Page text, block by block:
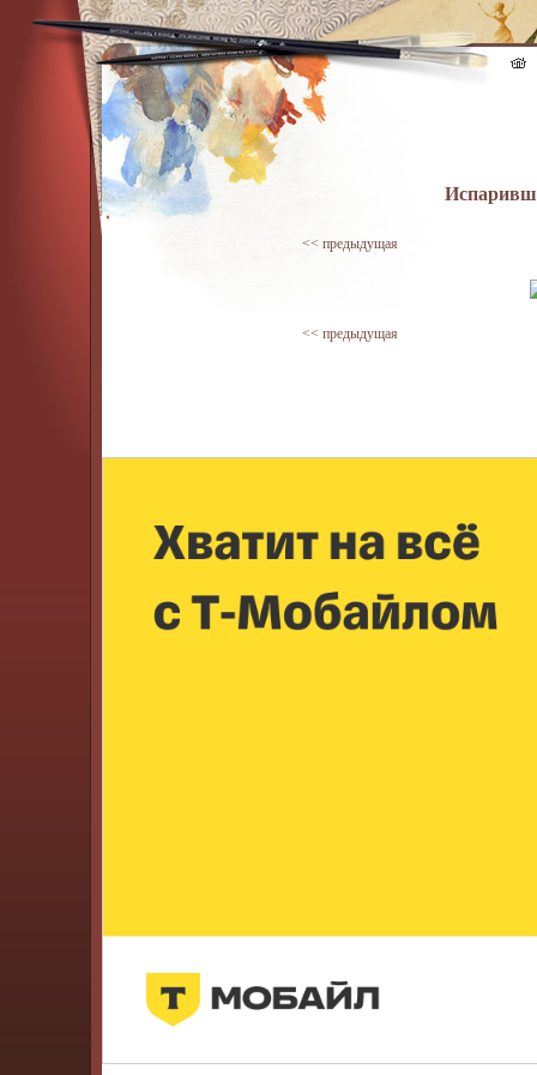
<< предыдущая
<< предыдущая